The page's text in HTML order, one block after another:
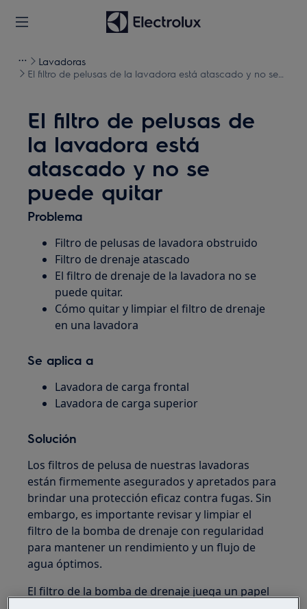
Lavadoras
El filtro de pelusas de la lavadora está atascado y no se
El filtro de pelusas de
la lavadora está
atascado y no se
puede quitar
Problema
Filtro de pelusas de lavadora obstruido
Filtro de drenaje atascado
El filtro de drenaje de la lavadora no se
puede quitar.
Cómo quitar y limpiar el filtro de drenaje
en una lavadora
Se aplica a
Lavadora de carga frontal
Lavadora de carga superior
Solución
Los filtros de pelusa de nuestras lavadoras
están firmemente asegurados y apretados para
brindar una protección eficaz contra fugas. Sin
embargo, es importante revisar y limpiar el
filtro de la bomba de drenaje con regularidad
para mantener un rendimiento y un flujo de
agua óptimos.
El filtro de la bomba de drenaje juega un papel